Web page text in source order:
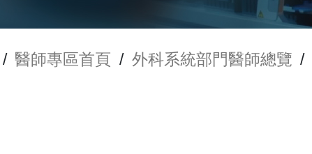
/ 醫師專區首頁 / 外科系統部門醫師總覽 /